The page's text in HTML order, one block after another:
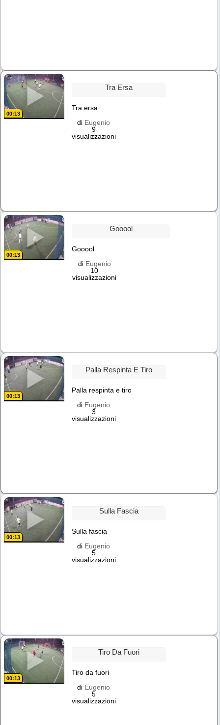
00:13
Tra Ersa
Tra ersa
di Eugenio
9
visualizzazioni
00:13
Gooool
Gooool
di Eugenio
10
visualizzazioni
00:13
Palla Respinta E Tiro
Palla respinta e tiro
di Eugenio
3
visualizzazioni
00:13
Sulla Fascia
Sulla fascia
di Eugenio
5
visualizzazioni
00:13
Tiro Da Fuori
Tiro da fuori
di Eugenio
5
visualizzazioni